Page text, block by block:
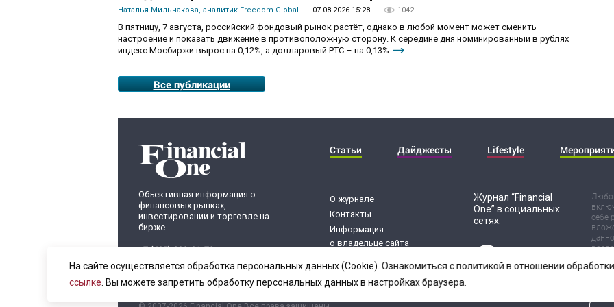
Наталья Мильчакова, аналитик Freedom Global 07.08.2026 15:28 1042
В пятницу, 7 августа, российский фондовый рынок растёт, однако в любой момент может сменить
настроение и показать движение в противоположную сторону. К середине дня номинированный в рублях
индекс Мосбиржи вырос на 0,12%, а долларовый РТС – на 0,13%.
Все публикации
Объективная информация о
финансовых рынках,
инвестировании и торговле на
бирже
+7 (495) 899-01-70
info@fomag.ru
Статьи Дайджесты Lifestyle
О журнале
Контакты
Информация
о владельце сайта
персональных данных
Журнал “Financial
One” в социальных
сетях:
себе
риск
На сайте осуществляется обработка персональных данных (Cookie). Ознакомиться с политикой в отношении
ссылке . Вы можете запретить обработку персональных данных в настройках браузера.